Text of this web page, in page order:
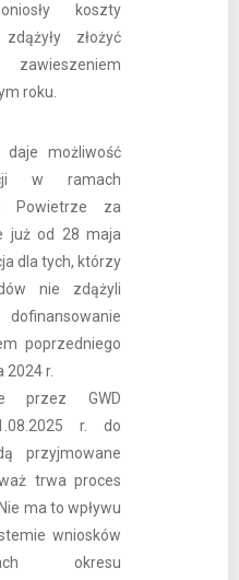
koszty
złożyć
roku.
daje możliwość
w ramach
Powietrze za
już od 28 maja
dla tych, którzy
nie zdążyli
poprzedniego
2024 r.
przez GWD
r. do
przyjmowane
trwa proces
ma to wpływu
wniosków
okresu